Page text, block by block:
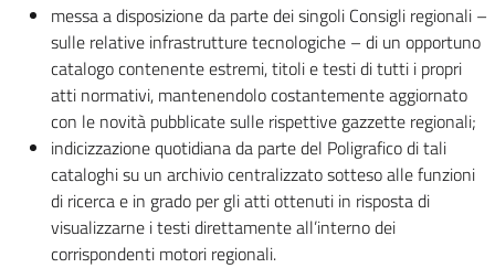
messa a disposizione da parte dei singoli Consigli regionali –
sulle relative infrastrutture tecnologiche – di un opportuno
catalogo contenente estremi, titoli e testi di tutti i propri
atti normativi, mantenendolo costantemente aggiornato
con le novità pubblicate sulle rispettive gazzette regionali;
indicizzazione quotidiana da parte del Poligrafico di tali
cataloghi su un archivio centralizzato sotteso alle funzioni
di ricerca e in grado per gli atti ottenuti in risposta di
visualizzarne i testi direttamente all’interno dei
corrispondenti motori regionali.